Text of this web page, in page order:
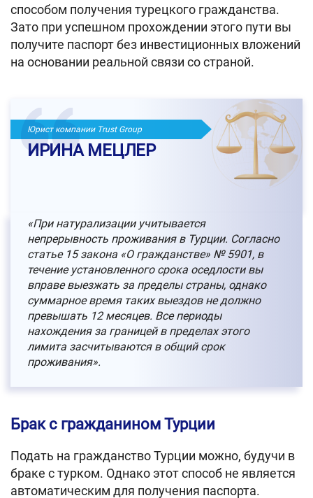
способом получения турецкого гражданства.
Зато при успешном прохождении этого пути вы
получите паспорт без инвестиционных вложений
на основании реальной связи со страной.
Юрист компании Trust Group
ИРИНА МЕЦЛЕР
«При натурализации учитывается
непрерывность проживания в Турции. Согласно
статье 15 закона «О гражданстве» № 5901, в
течение установленного срока оседлости вы
вправе выезжать за пределы страны, однако
суммарное время таких выездов не должно
превышать 12 месяцев. Все периоды
нахождения за границей в пределах этого
лимита засчитываются в общий срок
проживания».
Брак с гражданином Турции
Подать на гражданство Турции можно, будучи в
браке с турком. Однако этот способ не является
автоматическим для получения паспорта.